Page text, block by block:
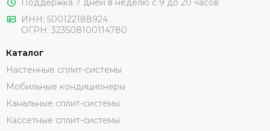
Поддержка 7 дней в неделю с 9 до 20 часов
ИНН: 500122188924
ОГРН: 323508100114780
Каталог
Настенные сплит-системы
Мобильные кондиционеры
Канальные сплит-системы
Кассетные сплит-системы